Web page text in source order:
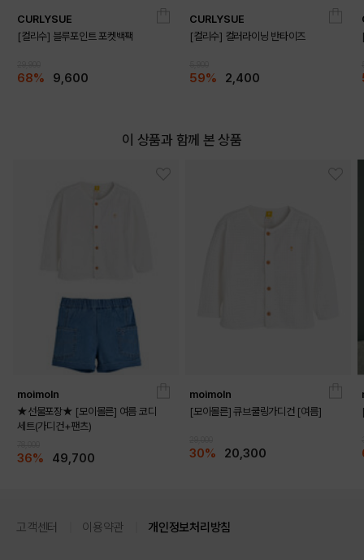
CURLYSUE
[컬리수] 블루포인트 포켓백팩
68% 9,600
CURLYSUE
[컬리수] 컬러라이닝 반타이즈
59% 2,400
이 상품과 함께 본 상품
moimoln
★선물포장★ [모이몰른] 여름 코디
세트(가디건+팬츠)
36% 49,700
moimoln
[모이몰른] 큐브쿨링가디건 [여름]
30% 20,300
고객센터 이용약관 개인정보처리방침